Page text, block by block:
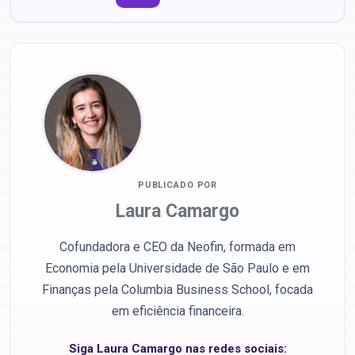
PUBLICADO POR
Laura Camargo
Cofundadora e CEO da Neofin, formada em
Economia pela Universidade de São Paulo e em
Finanças pela Columbia Business School, focada
em eficiência financeira.
Siga Laura Camargo nas redes sociais: